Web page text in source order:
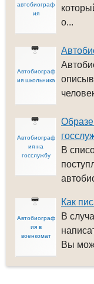
автобиограф
ия
о...
Автобиограф
ия школьника
Автобиограф
ия на
госслужбу
В
Автобиограф
ия в
военкомат
Как
В
Вы